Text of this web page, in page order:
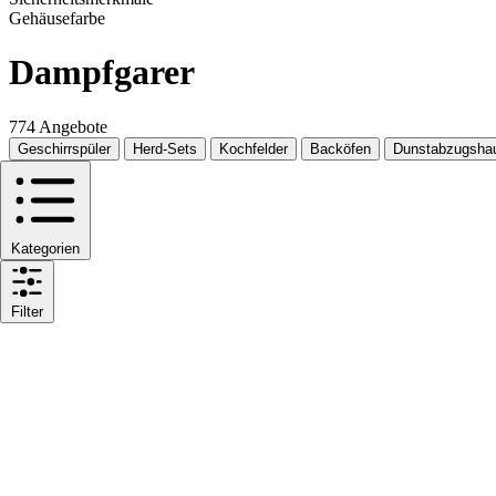
Gehäusefarbe
Dampfgarer
774 Angebote
Geschirrspüler Herd-Sets Kochfelder Backöfen
Kategorien
Filter